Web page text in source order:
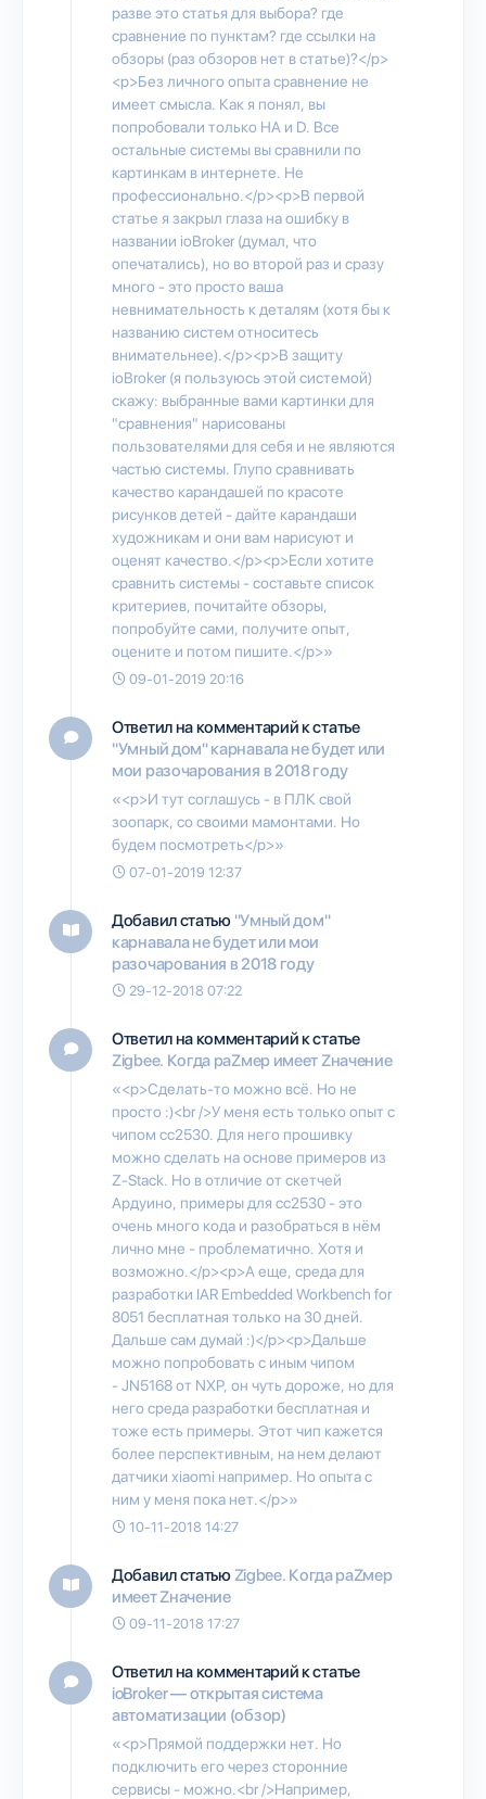
разве это статья для выбора? где
сравнение по пунктам? где ссылки на
обзоры (раз обзоров нет в статье)?</p>
<p>Без личного опыта сравнение не
имеет смысла. Как я понял, вы
попробовали только HA и D. Все
остальные системы вы сравнили по
картинкам в интернете. Не
профессионально.</p><p>В первой
статье я закрыл глаза на ошибку в
названии ioBroker (думал, что
опечатались), но во второй раз и сразу
много - это просто ваша
невнимательность к деталям (хотя бы к
названию систем относитесь
внимательнее).</p><p>В защиту
ioBroker (я пользуюсь этой системой)
скажу: выбранные вами картинки для
"сравнения" нарисованы
пользователями для себя и не являются
частью системы. Глупо сравнивать
качество карандашей по красоте
рисунков детей - дайте карандаши
художникам и они вам нарисуют и
оценят качество.</p><p>Если хотите
сравнить системы - составьте список
критериев, почитайте обзоры,
попробуйте сами, получите опыт,
оцените и потом пишите.</p>»
09-01-2019 20:16
Ответил на комментарий к статье
"Умный дом" карнавала не будет или
мои разочарования в 2018 году
«<p>И тут соглашусь - в ПЛК свой
зоопарк, со своими мамонтами. Но
будем посмотреть</p>»
07-01-2019 12:37
Добавил статью "Умный дом"
карнавала не будет или мои
разочарования в 2018 году
29-12-2018 07:22
Ответил на комментарий к статье
Zigbee. Когда раZмер имеет Zначение
«<p>Сделать-то можно всё. Но не
просто :)<br />У меня есть только опыт с
чипом cc2530. Для него прошивку
можно сделать на основе примеров из
Z-Stack. Но в отличие от скетчей
Ардуино, примеры для cc2530 - это
очень много кода и разобраться в нём
лично мне - проблематично. Хотя и
возможно.</p><p>А еще, среда для
разработки IAR Embedded Workbench for
8051 бесплатная только на 30 дней.
Дальше сам думай :)</p><p>Дальше
можно попробовать с иным чипом
- JN5168 от NXP, он чуть дороже, но для
него среда разработки бесплатная и
тоже есть примеры. Этот чип кажется
более перспективным, на нем делают
датчики xiaomi например. Но опыта с
ним у меня пока нет.</p>»
10-11-2018 14:27
Добавил статью Zigbee. Когда раZмер
имеет Zначение
09-11-2018 17:27
Ответил на комментарий к статье
ioBroker — открытая система
автоматизации (обзор)
«<p>Прямой поддержки нет. Но
подключить его через сторонние
сервисы - можно.<br />Например,